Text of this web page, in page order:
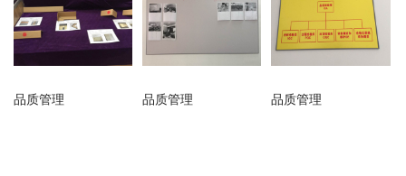
品质管理 品质管理 品质管理